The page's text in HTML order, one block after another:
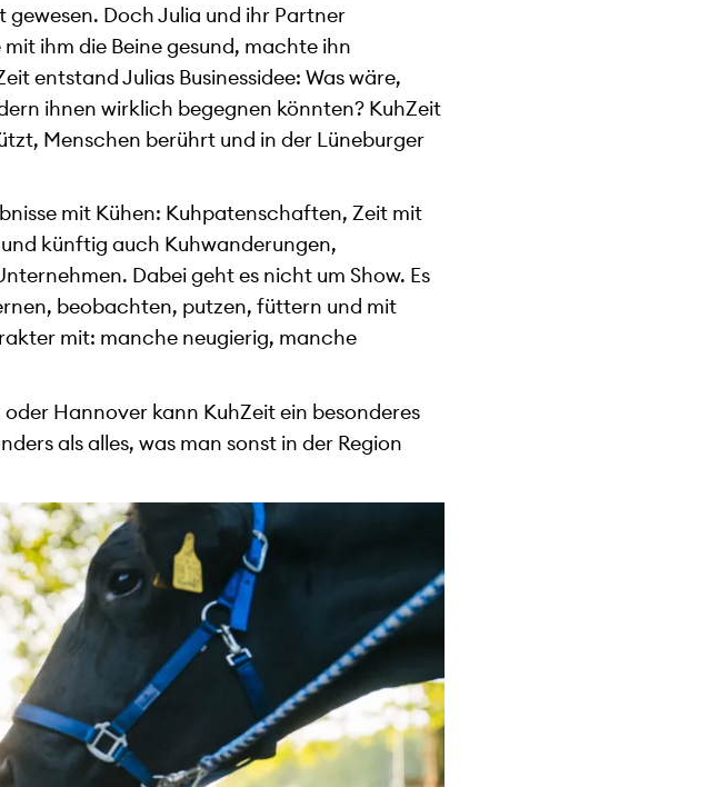
Doch Julia und ihr Partner
ihm die Beine gesund, machte ihn
entstand Julias Businessidee: Was wäre,
ihnen wirklich begegnen könnten? KuhZeit
Menschen berührt und in der Lüneburger
mit Kühen: Kuhpatenschaften, Zeit mit
künftig auch Kuhwanderungen,
Dabei geht es nicht um Show. Es
beobachten, putzen, füttern und mit
mit: manche neugierig, manche
Hannover kann KuhZeit ein besonderes
als alles, was man sonst in der Region